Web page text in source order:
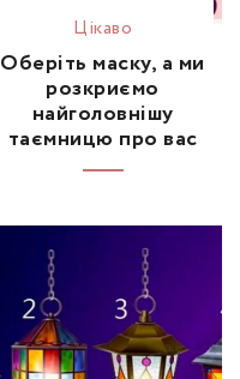
Цікаво
Оберіть маску, а ми
розкриємо
найголовнішу
таємницю про вас